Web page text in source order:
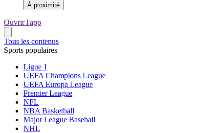
À proximité
Ouvrir l'app
Tous les contenus
Sports populaires
Ligue 1
UEFA Champions League
UEFA Europa League
Premier League
NFL
NBA Basketball
Major League Baseball
NHL